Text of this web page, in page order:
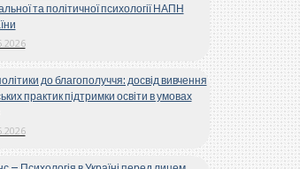
та політичної психології НАПН
до благополуччя: досвід вивчення
практик підтримки освіти в умовах